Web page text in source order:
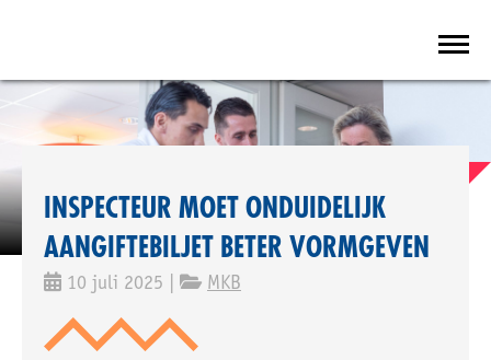
INSPECTEUR MOET ONDUIDELIJK
AANGIFTEBILJET BETER VORMGEVEN
10 juli 2025 | MKB